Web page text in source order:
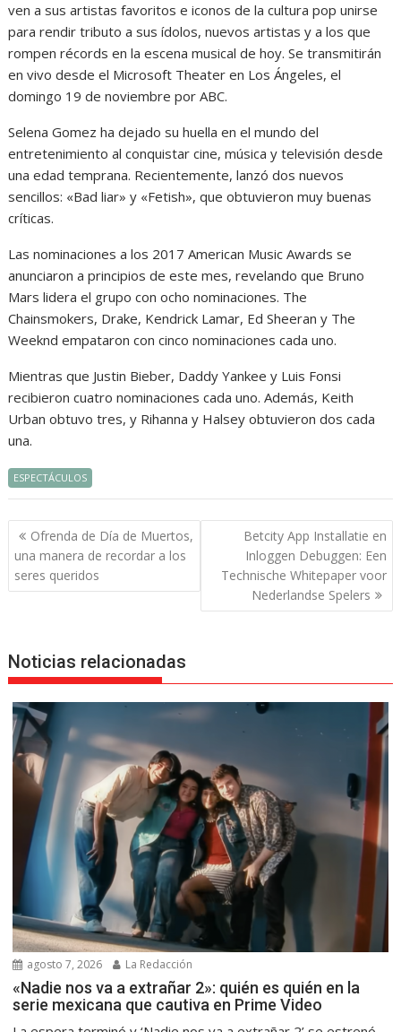
ven a sus artistas favoritos e iconos de la cultura pop unirse
para rendir tributo a sus ídolos, nuevos artistas y a los que
rompen récords en la escena musical de hoy. Se transmitirán
en vivo desde el Microsoft Theater en Los Ángeles, el
domingo 19 de noviembre por ABC.
Selena Gomez ha dejado su huella en el mundo del
entretenimiento al conquistar cine, música y televisión desde
una edad temprana. Recientemente, lanzó dos nuevos
sencillos: «Bad liar» y «Fetish», que obtuvieron muy buenas
críticas.
Las nominaciones a los 2017 American Music Awards se
anunciaron a principios de este mes, revelando que Bruno
Mars lidera el grupo con ocho nominaciones. The
Chainsmokers, Drake, Kendrick Lamar, Ed Sheeran y The
Weeknd empataron con cinco nominaciones cada uno.
Mientras que Justin Bieber, Daddy Yankee y Luis Fonsi
recibieron cuatro nominaciones cada uno. Además, Keith
Urban obtuvo tres, y Rihanna y Halsey obtuvieron dos cada
una.
ESPECTÁCULOS
Navegación
de
entradas
Ofrenda de Día de Muertos,
una manera de recordar a los
seres queridos
Betcity App Installatie en
Inloggen Debuggen: Een
Technische Whitepaper voor
Nederlandse Spelers
Noticias relacionadas
agosto 7, 2026 La Redacción
«Nadie nos va a extrañar 2»: quién es quién en la
serie mexicana que cautiva en Prime Video